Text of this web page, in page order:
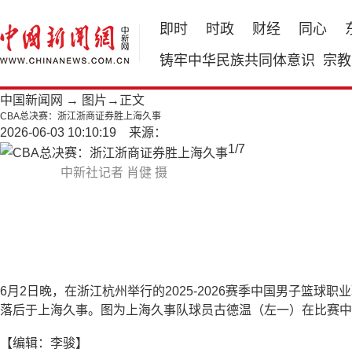
即时 时政 财经 同心
铸牢中华民族共同体意识 宗教
中国新闻网 → 图片 →正文
CBA总决赛：浙江浙商证券胜上海久事
2026-06-03 10:10:19 来源：
中新社记者 肖健 摄
1/7
6月2日晚，在浙江杭州举行的2025-2026赛季中国男子篮球职
落后于上海久事。图为上海久事队球员古德温（左一）在比赛
【编辑：李骏】